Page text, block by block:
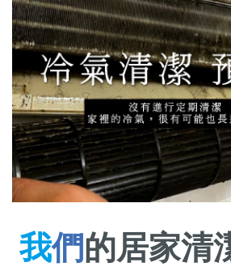
我們的居家清